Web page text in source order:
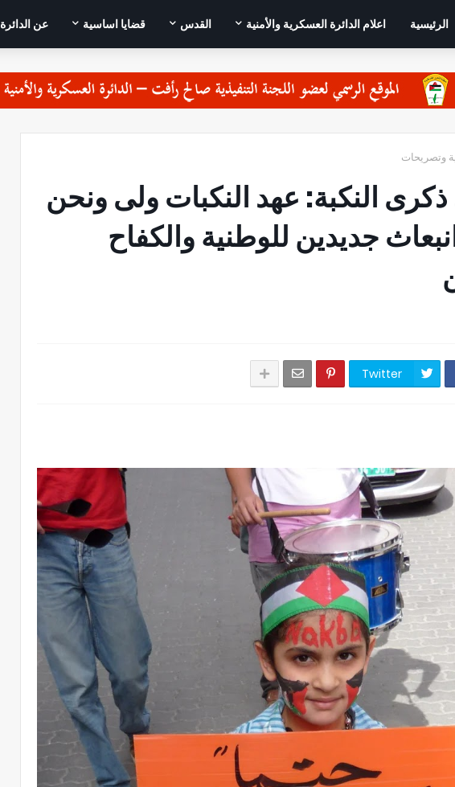
الرئيسية اعلام الدائرة العسكرية والأمنية القدس قضايا اساسية عن الدائرة
وتصريحات
النكبة: عهد النكبات ولى ونحن
جديدين للوطنية والكفاح
Twitter